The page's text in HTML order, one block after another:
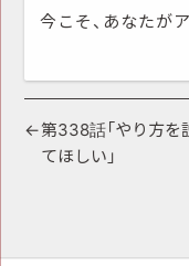
今こそ、あなたが
投
稿
第338話「やり方を
てほしい」